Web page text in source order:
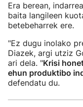
Era berean,
baita langileen
betebeharrek ere.
"Ez dugu inolako
Diazek, argi utziz
ari dela. "Krisi
ehun produktibo
defendatu du.